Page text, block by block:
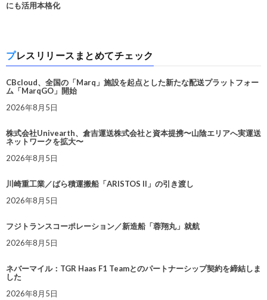
にも活用本格化
プレスリリースまとめてチェック
CBcloud、全国の「Marq」施設を起点とした新たな配送プラットフォー
ム「MarqGO」開始
2026年8月5日
株式会社Univearth、倉吉運送株式会社と資本提携〜山陰エリアへ実運送
ネットワークを拡大〜
2026年8月5日
川崎重工業／ばら積運搬船「ARISTOS II」の引き渡し
2026年8月5日
フジトランスコーポレーション／新造船「蓉翔丸」就航
2026年8月5日
ネバーマイル：TGR Haas F1 Teamとのパートナーシップ契約を締結しま
した
2026年8月5日